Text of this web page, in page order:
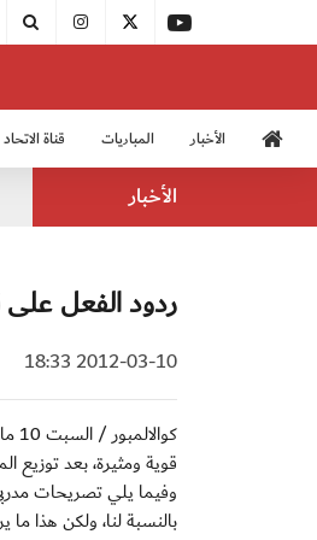
الأخبار المباريات قناة الاتحاد
الأخبار
ردود الفعل على
2012-03-10 18:33
قوية ومثيرة، بعد
وفيما يلي تصريحات
بالنسبة لنا، ولكن هذا